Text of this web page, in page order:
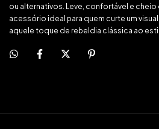
ou alternativos. Leve, confortável e
acessório ideal para quem curte um
aquele toque de rebeldia clássica ao